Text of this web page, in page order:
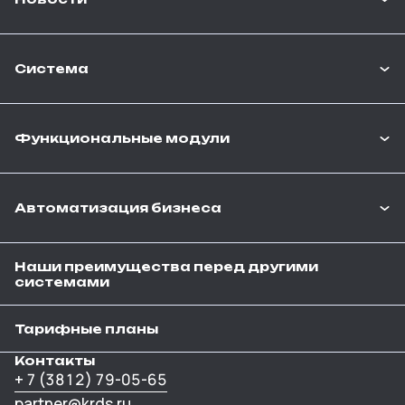
Контакты
+ 7 (3812) 79-05-65
Система
Функциональные модули
Автоматизация бизнеса
Наши преимущества перед другими
системами
Тарифные планы